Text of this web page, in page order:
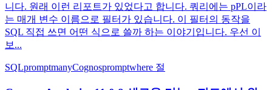
니다. 원래 이런 리포트가 있었다고 합니다. 쿼리에는 pPL이라
는 매개 변수 이름으로 필터가 있습니다. 이 필터의 동작을
SQL 직접 쓰면 어떤 식으로 쓸까 하는 이야기입니다. 우선 이
보...
SQLpromptmanyCognospromptwhere 절